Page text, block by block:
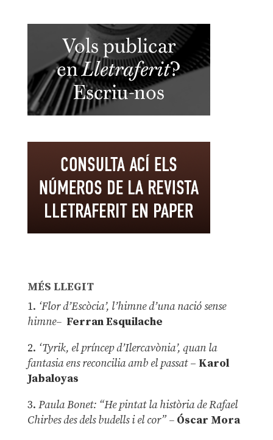
MÉS LLEGIT
1. ‘Flor d’Escòcia’, l’himne d’una nació sense
himne– Ferran Esquilache
2. ‘Tyrik, el príncep d’Ilercavònia’, quan la
fantasia ens reconcilia amb el passat– Karol
Jabaloyas
3. Paula Bonet: “He pintat la història de Rafael
Chirbes des dels budells i el cor” –Óscar Mora